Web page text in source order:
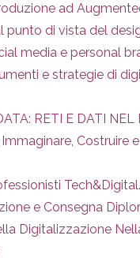
ad
punto di vista del
media e personal
e strategie di
RETI E DATI NEL
Immaginare, Costruire
e Consegna
Digitalizzazione